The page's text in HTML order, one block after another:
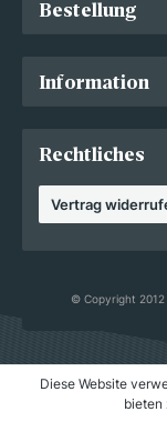
Bestellung
Information
Rechtliches
Vertrag
© Copyright 2012
Diese Website
bieten